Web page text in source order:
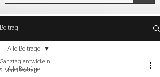
Beitrag
Alle Beiträge
Alle Beiträge
Ganztag entwickeln
5 Min. Lesezeit